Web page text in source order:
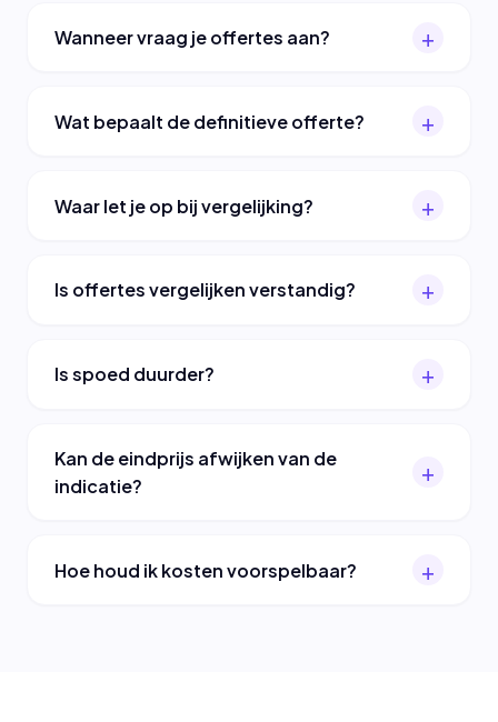
Wanneer vraag je offertes aan?
Wat bepaalt de definitieve offerte?
Waar let je op bij vergelijking?
Is offertes vergelijken verstandig?
Is spoed duurder?
Kan de eindprijs afwijken van de
indicatie?
Hoe houd ik kosten voorspelbaar?